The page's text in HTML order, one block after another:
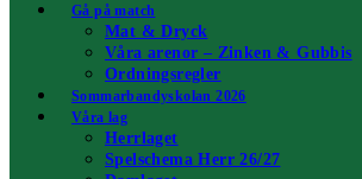
Gå på match
Mat & Dryck
Våra arenor – Zinken & Gubbis
Ordningsregler
Sommarbandyskolan 2026
Våra lag
Herrlaget
Spelschema Herr 26/27